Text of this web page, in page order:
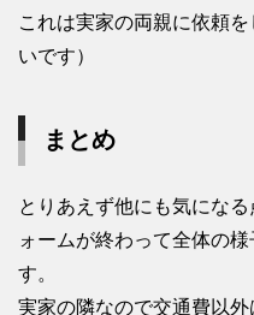
これは実家の両親に依頼
いです）
まとめ
とりあえず他にも気にな
ォームが終わって全体の
す。
実家の隣なので交通費以